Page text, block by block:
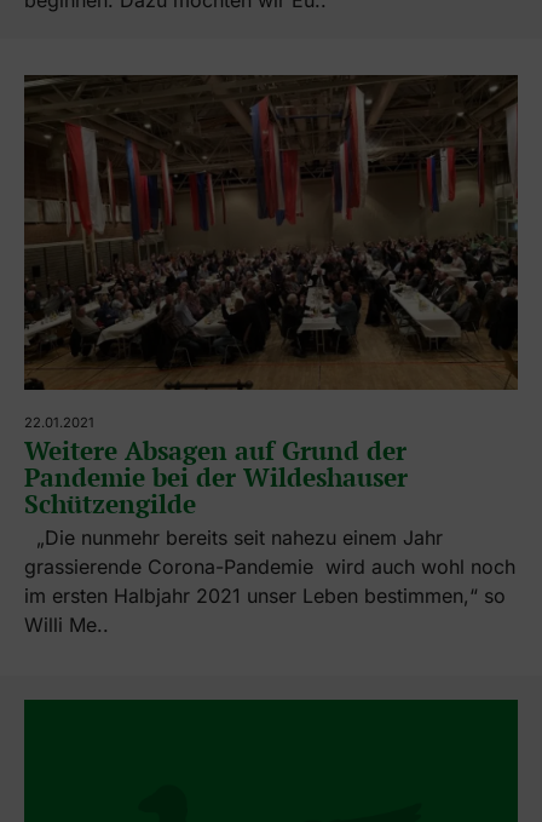
22.01.2021
Weitere Absagen auf Grund der
Pandemie bei der Wildeshauser
Schützengilde
„Die nunmehr bereits seit nahezu einem Jahr
grassierende Corona-Pandemie wird auch wohl noch
im ersten Halbjahr 2021 unser Leben bestimmen,“ so
Willi Me..